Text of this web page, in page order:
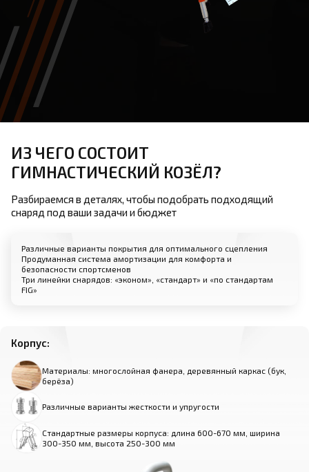
ИЗ ЧЕГО СОСТОИТ
ГИМНАСТИЧЕСКИЙ КОЗЁЛ?
Разбираемся в деталях, чтобы подобрать подходящий
снаряд под ваши задачи и бюджет
Различные варианты покрытия для оптимального сцепления
Продуманная система амортизации для комфорта и
безопасности спортсменов
Три линейки снарядов: «эконом», «стандарт» и «по стандартам
FIG»
Корпус:
Материалы: многослойная фанера, деревянный каркас (бук,
берёза)
Различные варианты жесткости и упругости
Стандартные размеры корпуса: длина 600-670 мм, ширина
300-350 мм, высота 250-300 мм